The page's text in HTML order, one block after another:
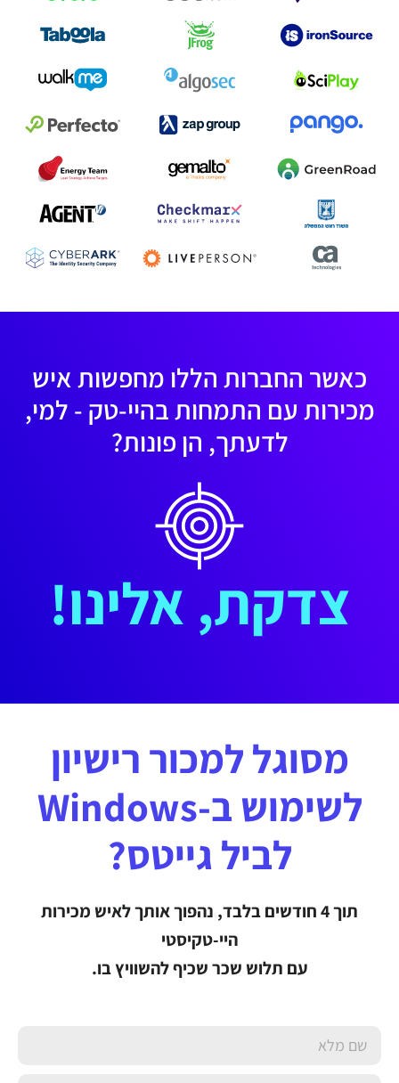
כאשר החברות הללו מחפשות איש
מכירות עם התמחות בהיי-טק - למי,
לדעתך, הן פונות?
צדקת, אלינו!
מסוגל למכור רישיון
לשימוש ב-Windows
לביל גייטס?
תוך 4 חודשים בלבד, נהפוך אותך לאיש מכירות
היי-טקיסטי
עם תלוש שכר שכיף להשוויץ בו.